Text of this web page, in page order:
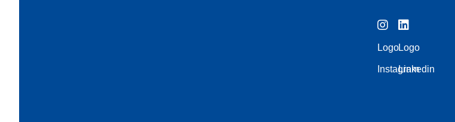
Logo
Instagram
Logo
Linkedin